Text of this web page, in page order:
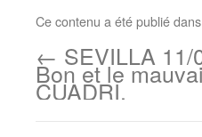
Ce contenu a été publié dans
← SEVILLA 11/
Bon et le
CUADRI.